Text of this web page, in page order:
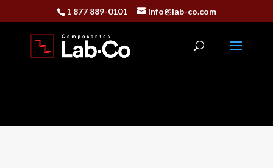
1 877 889-0101 info@lab-co.com